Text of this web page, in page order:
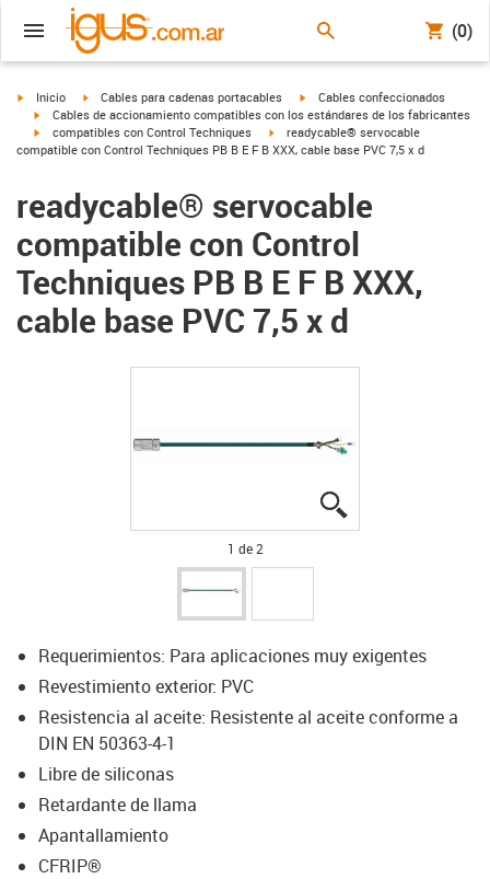
(0)
igus-icon-arrow-right
Inicio igus-icon-arrow-right
Cables para cadenas portacables igus-icon-arrow-right
Cables confeccionados
igus-icon-arrow-right
Cables de accionamiento compatibles con los estándares de los fabricantes
igus-icon-arrow-right
compatibles con Control Techniques igus-icon-arrow-right
readycable® servocable
compatible con Control Techniques PB B E F B XXX, cable base PVC 7,5 x d
readycable® servocable
compatible con Control
Techniques PB B E F B XXX,
cable base PVC 7,5 x d
1 de 2
Requerimientos: Para aplicaciones muy exigentes
Revestimiento exterior: PVC
Resistencia al aceite: Resistente al aceite conforme a
DIN EN 50363-4-1
Libre de siliconas
Retardante de llama
Apantallamiento
CFRIP®